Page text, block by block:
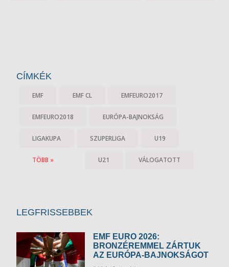
CÍMKÉK
EMF EMF CL EMFEURO2017
EMFEURO2018 EURÓPA-BAJNOKSÁG
LIGAKUPA SZUPERLIGA U19
U21 VÁLOGATOTT
TÖBB »
LEGFRISSEBBEK
EMF EURO 2026:
BRONZÉREMMEL ZÁRTUK
AZ EURÓPA-BAJNOKSÁGOT